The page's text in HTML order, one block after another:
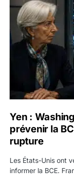
Yen :
prévenir la
rupture
Les États-Unis ont
informer la BCE.